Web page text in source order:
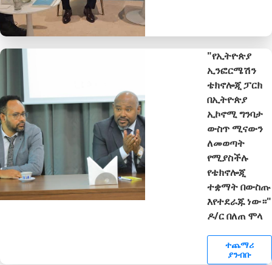
"የኢትዮጵያ
ኢንፎርሜሽን
ቴክኖሎጂ ፓርክ
በኢትዮጵያ
ኢኮኖሚ ግንባታ
ውስጥ ሚናውን
ለመወጣት
የሚያስችሉ
የቴክኖሎጂ
ተቋማት በውስጡ
እየተደራጁ ነው።"
ዶ/ር በለጠ ሞላ
ተጨማሪ
ያንብቡ